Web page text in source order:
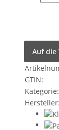
Auf die
GTIN:
Kategorie:
Hersteller: